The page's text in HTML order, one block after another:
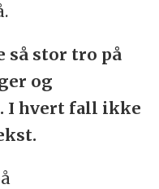
så stor tro på
og
I hvert fall ikke